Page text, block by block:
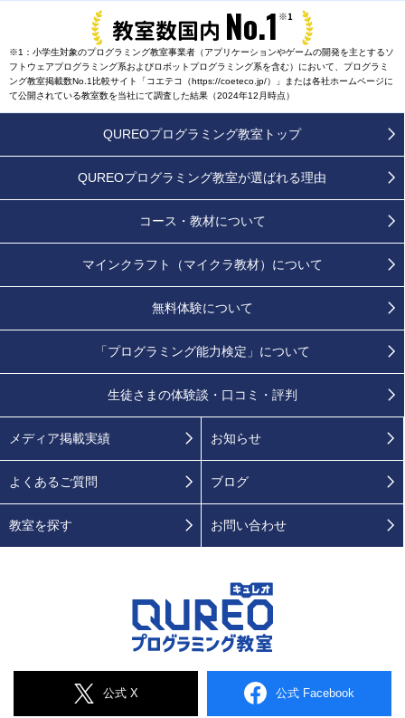
教室数国内 No.1 ※1
※1：小学生対象のプログラミング教室事業者（アプリケーションやゲームの開発を主とするソ
フトウェアプログラミング系およびロボットプログラミング系を含む）において、プログラミ
ング教室掲載数No.1比較サイト「コエテコ（https://coeteco.jp/）」または各社ホームページに
て公開されている教室数を当社にて調査した結果（2024年12月時点）
公式 X 公式 Facebook
QUREOプログラミング教室トップ
QUREOプログラミング教室が選ばれる理由
コース・教材について
マインクラフト（マイクラ教材）について
無料体験について
「プログラミング能力検定」 について
生徒さまの体験談・口コミ・評判
メディア掲載実績 お知らせ
よくあるご質問 ブログ
教室を探す お問い合わせ